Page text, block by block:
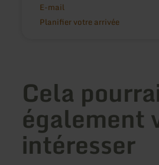
E-mail
Planifier votre arrivée
Cela
également
intéresser